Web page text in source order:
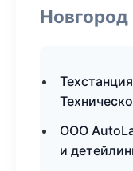
Новгород
ООО
и